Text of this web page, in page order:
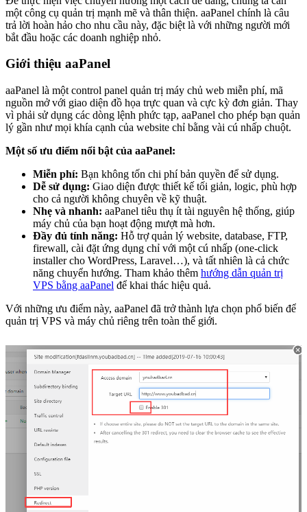
một công cụ quản trị mạnh mẽ và thân thiện. aaPanel chính là câu
trả lời hoàn hảo cho nhu cầu này, đặc biệt là với những người mới
bắt đầu hoặc các doanh nghiệp nhỏ.
Giới thiệu aaPanel
aaPanel là một control panel quản trị máy chủ web miễn phí, mã
nguồn mở với giao diện đồ họa trực quan và cực kỳ đơn giản. Thay
vì phải sử dụng các dòng lệnh phức tạp, aaPanel cho phép bạn quản
lý gần như mọi khía cạnh của website chỉ bằng vài cú nhấp chuột.
Một số ưu điểm nổi bật của aaPanel:
Miễn phí: Bạn không tốn chi phí bản quyền để sử dụng.
Dễ sử dụng: Giao diện được thiết kế tối giản, logic, phù hợp
cho cả người không chuyên về kỹ thuật.
Nhẹ và nhanh: aaPanel tiêu thụ ít tài nguyên hệ thống, giúp
máy chủ của bạn hoạt động mượt mà hơn.
Đầy đủ tính năng: Hỗ trợ quản lý website, database, FTP,
firewall, cài đặt ứng dụng chỉ với một cú nhấp (one-click
installer cho WordPress, Laravel…), và tất nhiên là cả chức
năng chuyển hướng. Tham khảo thêm hướng dẫn quản trị
VPS bằng aaPanel để khai thác hiệu quả.
Với những ưu điểm này, aaPanel đã trở thành lựa chọn phổ biến để
quản trị VPS và máy chủ riêng trên toàn thế giới.